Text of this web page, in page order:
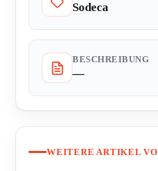
Sodeca
BESCHREIBUNG
—
WEITERE ARTIKEL